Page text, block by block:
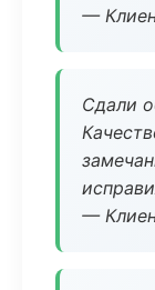
—
Сдали
—